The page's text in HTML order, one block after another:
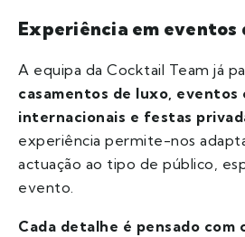
Experiência em eventos
A equipa da Cocktail Team já
casamentos de luxo,
internacionais e festas
experiência permite-nos
actuação ao tipo de público,
evento.
Cada detalhe é pensado com